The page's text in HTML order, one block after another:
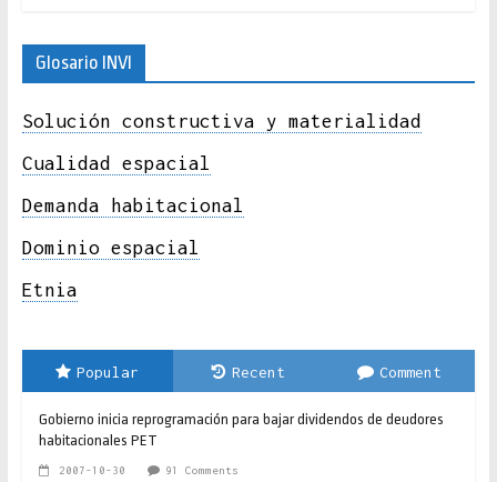
Glosario INVI
Solución constructiva y materialidad
Cualidad espacial
Demanda habitacional
Dominio espacial
Etnia
Popular Recent Comment
Gobierno inicia reprogramación para bajar dividendos de deudores
habitacionales PET
2007-10-30 91 Comments